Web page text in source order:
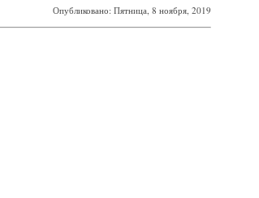
Опубликовано: Пятница, 8 ноября, 2019